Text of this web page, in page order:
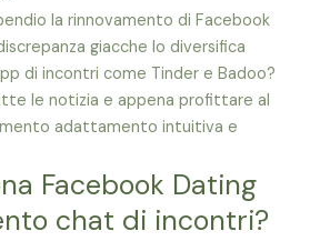
la rinnovamento di Facebook
giacche lo diversifica
di incontri come Tinder e Badoo?
le notizia e appena profittare al
adattamento intuitiva e
Facebook Dating
chat di incontri?